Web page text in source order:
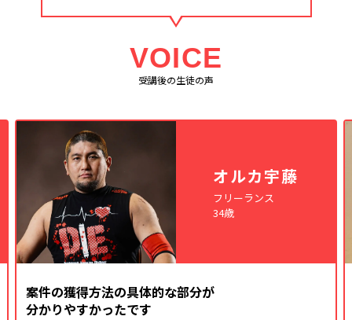
VOICE
受講後の生徒の声
オルカ宇藤
フリーランス
34歳
案件の獲得方法の具体的な部分が
分かりやすかったです